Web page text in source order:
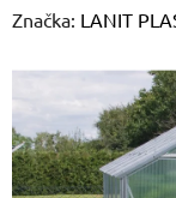
hodnotenie
0,0
z
5
Značka: LANIT